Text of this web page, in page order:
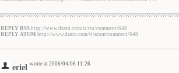
REPLY RSS http://www.dzain.com/tt/rss/comment/648
REPLY ATOM http://www.dzain.com/tt/atom/comment/648
eriel wrote at 2006/04/06 11:26